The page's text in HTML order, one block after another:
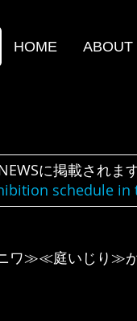
HOME ABOUT
に掲載されま
schedule in
≫≪庭いじり≫が